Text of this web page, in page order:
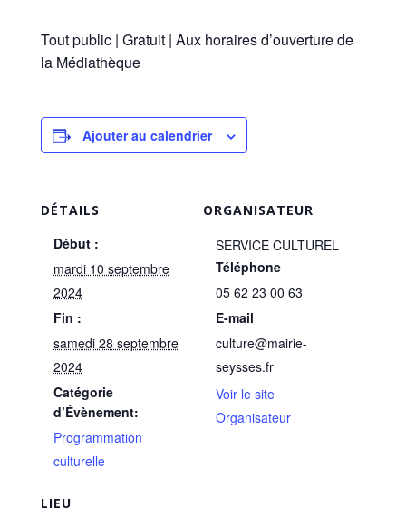
Tout public | Gratuit | Aux horaires d’ouverture de
la Médiathèque
Ajouter au calendrier
DÉTAILS
Début :
mardi 10 septembre
2024
Fin :
samedi 28 septembre
2024
Catégorie
d’Évènement:
Programmation
culturelle
LIEU
ORGANISATEUR
SERVICE CULTUREL
Téléphone
05 62 23 00 63
E-mail
culture@mairie-
seysses.fr
Voir le site
Organisateur